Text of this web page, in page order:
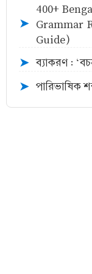
➤
400+
Grammar
Guide)
➤ ব্যাকরণ :
➤ পারিভাষিক